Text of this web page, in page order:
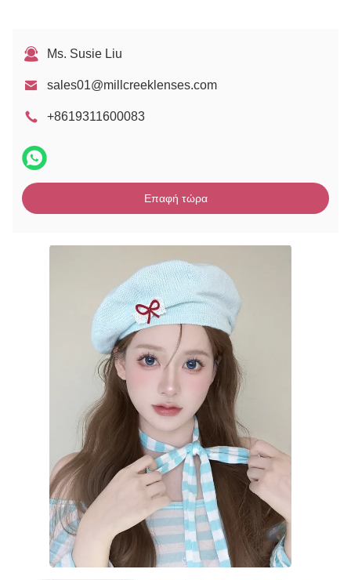
Ms. Susie Liu
sales01@millcreeklenses.com
+8619311600083
Επαφή τώρα